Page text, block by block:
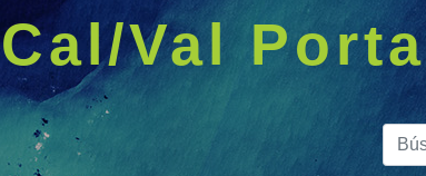
Cal/Val